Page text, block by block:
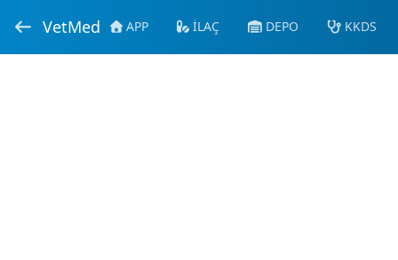
VetMed APP İLAÇ DEPO KKDS